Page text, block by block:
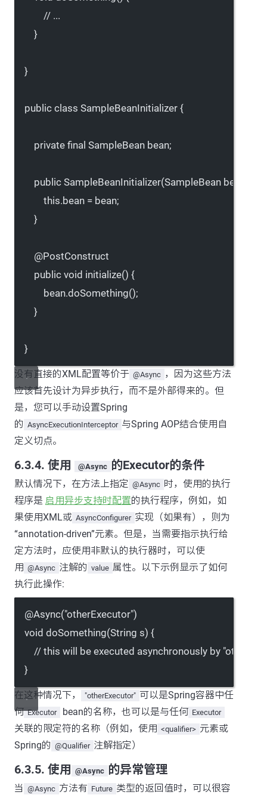
// ...
}
}
public class SampleBeanInitializer {
private final SampleBean bean;
public SampleBeanInitializer(SampleBean bean
this.bean = bean;
}
@PostConstruct
public void initialize() {
bean.doSomething();
}
}
没有直接的XML配置等价于 @Async ，因为这些方法
应该首先设计为异步执行，而不是外部得来的。但
是，您可以手动设置Spring
的 AsyncExecutionInterceptor 与Spring AOP结合使用自
定义切点。
6.3.4. 使用 @Async 的Executor的条件
默认情况下，在方法上指定 @Async 时，使用的执行
程序是 启用异步支持时配置的执行程序，例如，如
果使用XML或 AsyncConfigurer 实现（如果有），则为
“annotation-driven”元素。但是，当需要指示执行给
定方法时，应使用非默认的执行器时，可以使
用 @Async 注解的 value 属性。以下示例显示了如何
执行此操作:
@Async("otherExecutor")
void doSomething(String s) {
// this will be executed asynchronously by
}
在这种情况下， "otherExecutor" 可以是Spring容器中任
何 Executor bean的名称，也可以是与任何 Executor
关联的限定符的名称（例如，使用 <qualifier> 元素或
Spring的 @Qualifier 注解指定）
6.3.5. 使用 @Async 的异常管理
当 @Async 方法有 Future 类型的返回值时，可以很容